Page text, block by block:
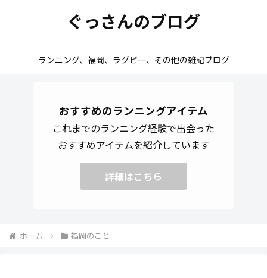
ぐっさんのブログ
ランニング、福岡、ラグビー、その他の雑記ブログ
おすすめのランニングアイテム
これまでのランニング経験で出会った
おすすめアイテムを紹介しています
詳細はこちら
ホーム 福岡のこと